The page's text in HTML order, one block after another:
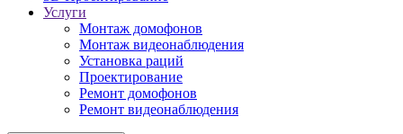
Услуги
Монтаж домофонов
Монтаж видеонаблюдения
Установка раций
Проектирование
Ремонт домофонов
Ремонт видеонаблюдения